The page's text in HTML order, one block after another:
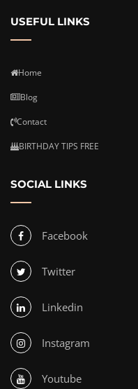
USEFUL LINKS
Home
Blog
Contact
BIRTHDAY TIPS FREE
SOCIAL LINKS
Facebook
Twitter
Linkedin
Instagram
Youtube